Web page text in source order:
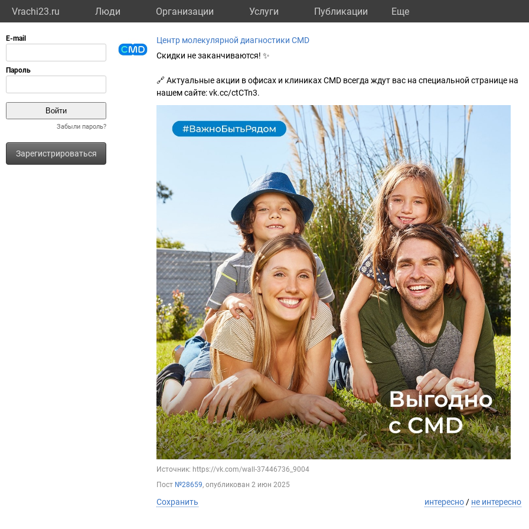
Vrachi23.ru Люди Организации Услуги Публикации Eще
Забыли пароль?
Зарегистрироваться
Центр молекулярной диагностики CMD
Скидки не заканчиваются! ✨
🔗 Актуальные акции в офисах и клиниках CMD всегда ждут вас на специальной странице на
нашем сайте: vk.cc/ctCTn3.
Источник: https://vk.com/wall-37446736_9004
Пост №28659, опубликован 2 июн 2025
Сохранить интересно / не интересно